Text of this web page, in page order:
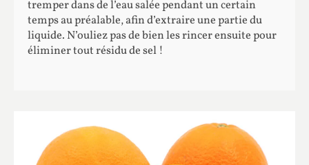
tremper dans de l’eau salée pendant un certain
temps au préalable, afin d’extraire une partie du
liquide. N’ouliez pas de bien les rincer ensuite pour
éliminer tout résidu de sel !